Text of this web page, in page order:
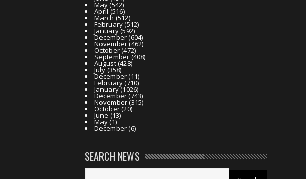
May(542)
April (516)
March (512)
February(512)
January(592)
December(604)
November(462)
October(472)
September (408)
August(428)
July(358)
December(11)
February(710)
January(1026)
December(743)
November(315)
October(20)
June (13)
May(1)
December(6)
SEARCH NEWS